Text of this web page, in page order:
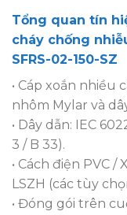
Tổng quan tín
cháy chống
SFRS-02-150-SZ
• Cáp xoắn nhiều
nhôm Mylar và
• Dây dẫn: IEC
3 / B 33).
• Cách điện PVC /
LSZH (các tùy
• Đóng gói trên